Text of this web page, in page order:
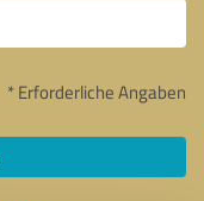
* Erforderliche Angaben